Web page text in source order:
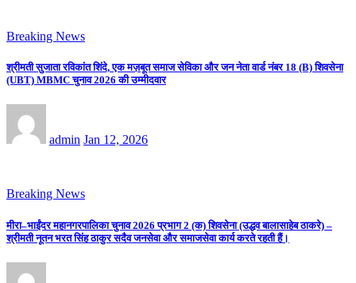
Breaking News
श्रीमती सुजाता रविकांत शिंदे, एक मज़बूत समाज सेविका और जन नेता वार्ड नंबर 18 (B) शिवसेना
(UBT) MBMC चुनाव 2026 की उम्मीदवार
admin Jan 12, 2026
Breaking News
मीरा–भाईंदर महानगरपालिका चुनाव 2026 प्रभाग 2 (क) शिवसेना (उद्धव बालासाहेब ठाकरे) –
श्रीमती नूतन भरत सिंह ठाकुर सदैव जनसेवा और समाजसेवा कार्य करते रहती हैं।